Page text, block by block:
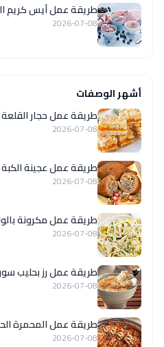
طريقة عمل آيس كريم
2026-07-08
أشهر الوصفات
طريقة عمل حجار
2026-07-08
طريقة عمل عجينة
2026-07-08
طريقة عمل مكرونة
2026-07-08
طريقة عمل رز بحليب سوري بـ 5
2026-07-08
طريقة عمل المحمرة
2026-07-08